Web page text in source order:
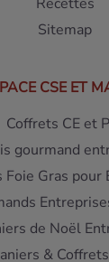
Sitemap
CSE ET
Coffrets CE et
gourmand
Foie Gras pour
de Noël
&